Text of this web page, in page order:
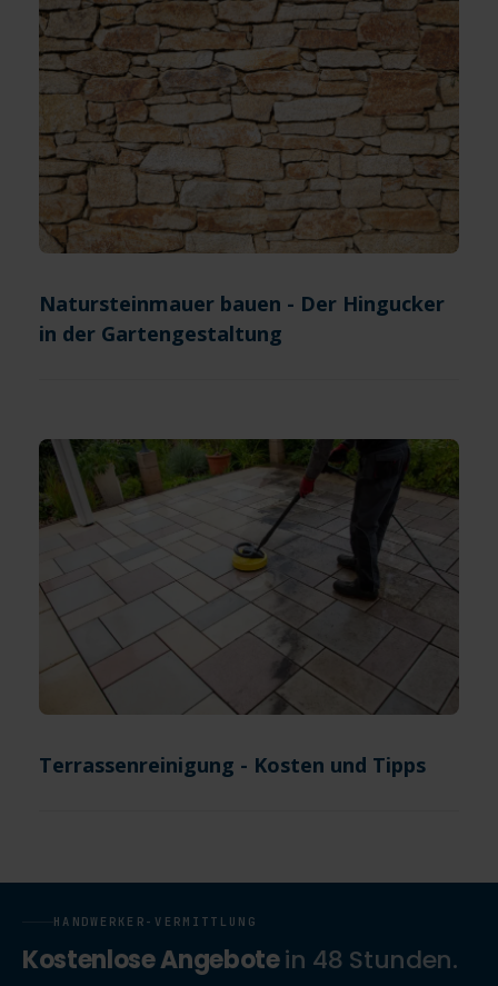
Natursteinmauer bauen - Der Hingucker
in der Gartengestaltung
Terrassenreinigung - Kosten und Tipps
HANDWERKER-VERMITTLUNG
Kostenlose Angebotein 48 Stunden.